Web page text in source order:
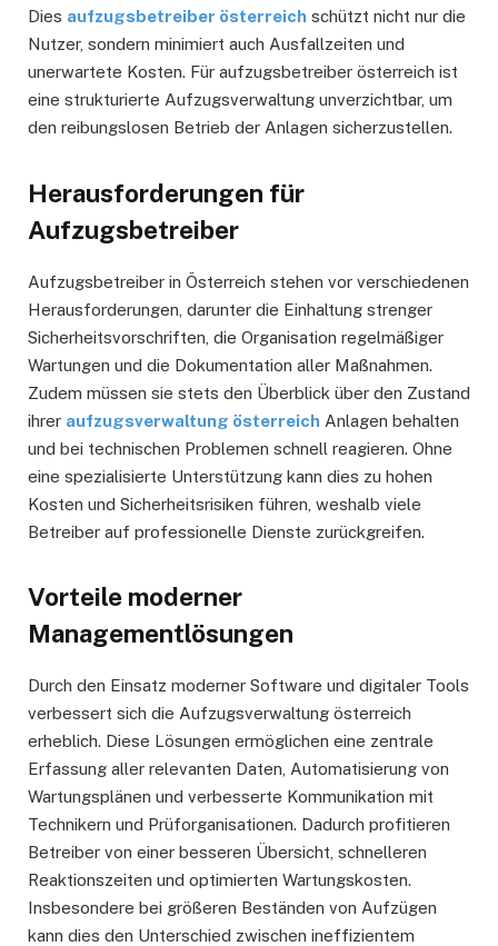
Dies aufzugsbetreiber österreich schützt nicht nur die
Nutzer, sondern minimiert auch Ausfallzeiten und
unerwartete Kosten. Für aufzugsbetreiber österreich ist
eine strukturierte Aufzugsverwaltung unverzichtbar, um
den reibungslosen Betrieb der Anlagen sicherzustellen.
Herausforderungen für
Aufzugsbetreiber
Aufzugsbetreiber in Österreich stehen vor verschiedenen
Herausforderungen, darunter die Einhaltung strenger
Sicherheitsvorschriften, die Organisation regelmäßiger
Wartungen und die Dokumentation aller Maßnahmen.
Zudem müssen sie stets den Überblick über den Zustand
ihrer aufzugsverwaltung österreich Anlagen behalten
und bei technischen Problemen schnell reagieren. Ohne
eine spezialisierte Unterstützung kann dies zu hohen
Kosten und Sicherheitsrisiken führen, weshalb viele
Betreiber auf professionelle Dienste zurückgreifen.
Vorteile moderner
Managementlösungen
Durch den Einsatz moderner Software und digitaler Tools
verbessert sich die Aufzugsverwaltung österreich
erheblich. Diese Lösungen ermöglichen eine zentrale
Erfassung aller relevanten Daten, Automatisierung von
Wartungsplänen und verbesserte Kommunikation mit
Technikern und Prüforganisationen. Dadurch profitieren
Betreiber von einer besseren Übersicht, schnelleren
Reaktionszeiten und optimierten Wartungskosten.
Insbesondere bei größeren Beständen von Aufzügen
kann dies den Unterschied zwischen ineffizientem